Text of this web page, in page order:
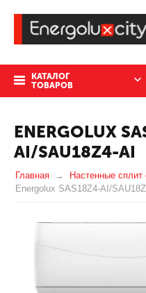
КАТАЛОГ
ТОВАРОВ
ENERGOLUX
AI/SAU18Z4-AI
Главная
Настенные
Energolux SAS18Z4-AI/